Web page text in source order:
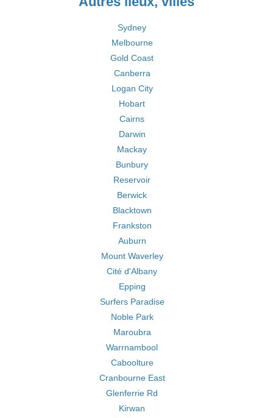
Sydney
Melbourne
Gold Coast
Canberra
Logan City
Hobart
Cairns
Darwin
Mackay
Bunbury
Reservoir
Berwick
Blacktown
Frankston
Auburn
Mount Waverley
Cité d'Albany
Epping
Surfers Paradise
Noble Park
Maroubra
Warrnambool
Caboolture
Cranbourne East
Glenferrie Rd
Kirwan